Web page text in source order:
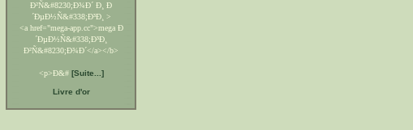
Ð²Ñ&#8230;Ð¾Ð´ Ð¸ Ð
´ÐµÐ½Ñ&#338;Ð³Ð¸ >
<a href="mega-app.cc">mega Ð
´ÐµÐ½Ñ&#338;Ð³Ð¸
Ð²Ñ&#8230;Ð¾Ð´</a></b>
<p>Ð&# [Suite...]
Livre d'or